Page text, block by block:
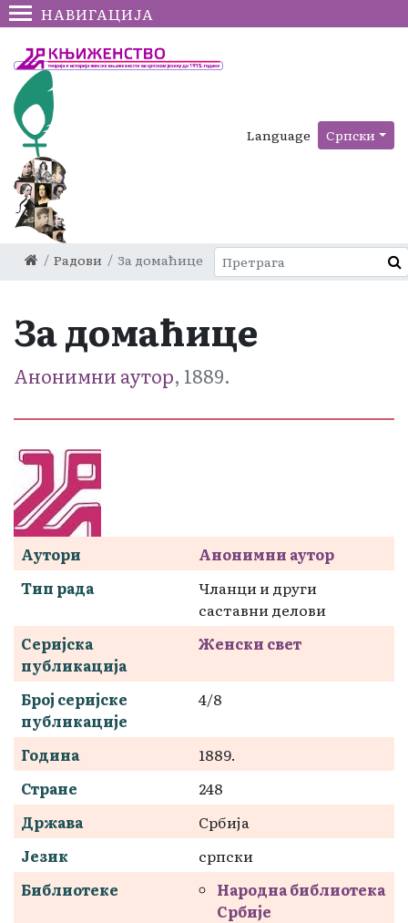
НАВИГАЦИЈА
Language Српски
Радови За домаћице
За домаћице
Анонимни аутор, 1889.
Аутори
Анонимни аутор
Тип рада
Чланци и други
саставни делови
Серијска
публикација
Женски свет
Број серијске
публикације
4/8
Година
1889.
Стране
248
Држава
Србија
Језик
српски
Библиотеке
Народна библиотека
Србије